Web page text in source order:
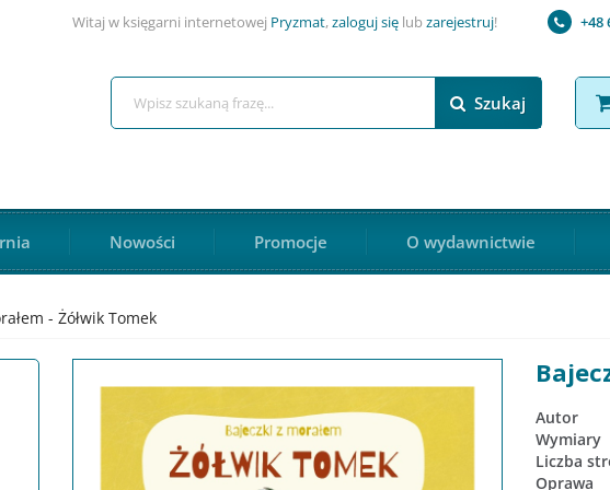
Witaj w księgarni internetowej Pryzmat,zaloguj sięlub zarejestruj! +48
Szukaj
Nowości Promocje O wydawnictwie
- Żółwik Tomek
Autor
Wymiary
Liczba
Oprawa